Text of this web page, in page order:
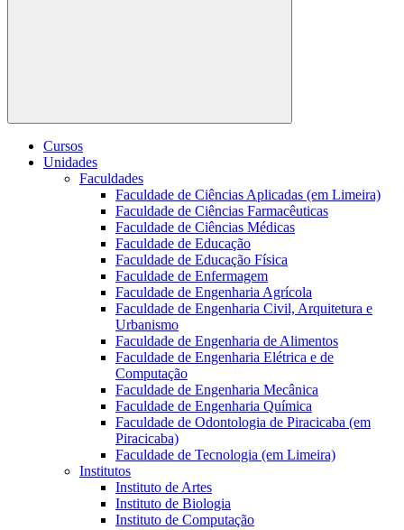
Buscar
Cursos
Unidades
Faculdades
Faculdade de Ciências Aplicadas (em Limeira)
Faculdade de Ciências Farmacêuticas
Faculdade de Ciências Médicas
Faculdade de Educação
Faculdade de Educação Física
Faculdade de Enfermagem
Faculdade de Engenharia Agrícola
Faculdade de Engenharia Civil, Arquitetura e
Urbanismo
Faculdade de Engenharia de Alimentos
Faculdade de Engenharia Elétrica e de
Computação
Faculdade de Engenharia Mecânica
Faculdade de Engenharia Química
Faculdade de Odontologia de Piracicaba (em
Piracicaba)
Faculdade de Tecnologia (em Limeira)
Institutos
Instituto de Artes
Instituto de Biologia
Instituto de Computação